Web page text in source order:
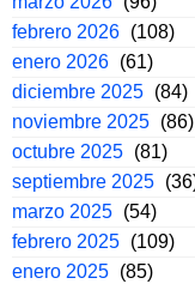
febrero 2026 (108)
enero 2026 (61)
diciembre 2025 (84)
noviembre 2025 (86)
octubre 2025 (81)
septiembre 2025
marzo 2025 (54)
febrero 2025 (109)
enero 2025 (85)